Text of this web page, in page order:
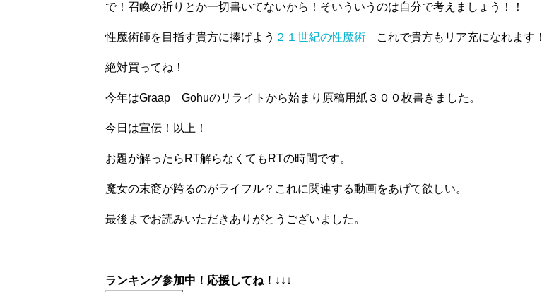
で！召喚の祈りとか一切書いてないから！そいういうのは自分で考えましょう！！
性魔術師を目指す貴方に捧げよう ２１世紀の性魔術 これで貴方もリア充になれます！
絶対買ってね！
今年はGraap Gohuのリライトから始まり原稿用紙３００枚書きました。
今日は宣伝！以上！
お題が解ったらRT解らなくてもRTの時間です。
魔女の末裔が跨るのがライフル？これに関連する動画をあげて欲しい。
最後までお読みいただきありがとうございました。
ランキング参加中！応援してね！ ↓↓↓